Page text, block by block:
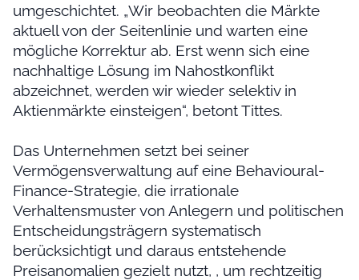
umgeschichtet. „Wir beobachten die Märkte
aktuell von der Seitenlinie und warten eine
mögliche Korrektur ab. Erst wenn sich eine
nachhaltige Lösung im Nahostkonflikt
abzeichnet, werden wir wieder selektiv in
Aktienmärkte einsteigen“, betont Tittes.
Das Unternehmen setzt bei seiner
Vermögensverwaltung auf eine Behavioural-
Finance-Strategie, die irrationale
Verhaltensmuster von Anlegern und politischen
Entscheidungsträgern systematisch
berücksichtigt und daraus entstehende
Preisanomalien gezielt nutzt, , um rechtzeitig